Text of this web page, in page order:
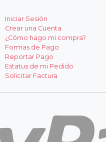
Iniciar Sesión
Crear una Cuenta
¿Cómo hago mi compra?
Formas de Pago
Reportar Pago
Estatus de mi Pedido
Solicitar Factura